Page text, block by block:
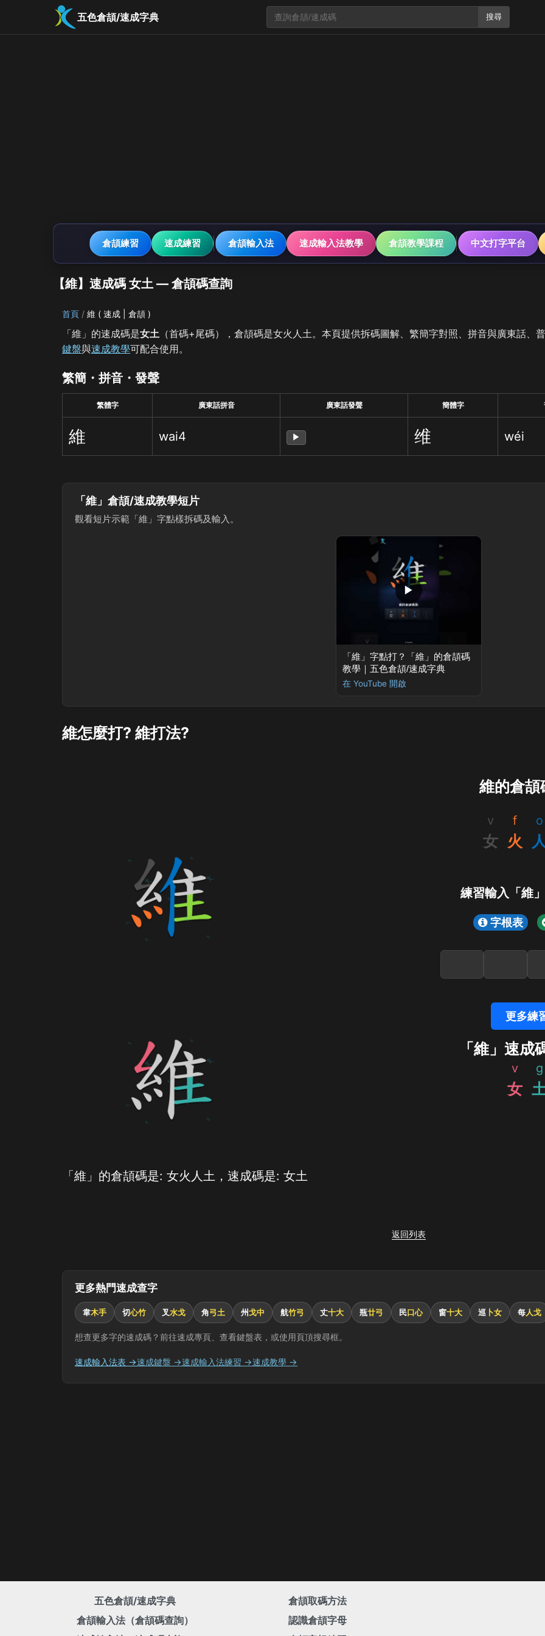
五色倉頡/速成字典 搜尋
倉頡練習 速成練習 倉頡輸入法 速成輸入法教學 倉頡教學課程 中文打字平台
【維】速成碼 女土 — 倉頡碼查詢
首頁 維 ( 速成 | 倉頡 )
「維」的速成碼是女土 （首碼+尾碼），倉頡碼是女火人土。本頁提供拆碼圖解、繁簡字對照、拼音與廣東話、
鍵盤與速成教學可配合使用。
繁簡・拼音・發聲
繁體字 廣東話拼音 廣東話發聲 簡體字
維 wai4 ▶ 维 wéi
「維」倉頡/速成教學短片
觀看短片示範「維」字點樣拆碼及輸入。
▶
「維」字點打？「維」的倉頡碼
教學｜五色倉頡/速成字典
在 YouTube 開啟
維怎麼打? 維打法?
維的倉頡
v
女
f
火
o
練習輸入「維
字根表
更多練
「維」速成
v
女
g
「維」的倉頡碼是: 女火人土，速成碼是: 女土
返回列表
更多熱門速成查字
韋木手 切心竹 叉水戈 角弓土 州戈中 航竹弓 丈十大 瓶廿弓 民口心 窗十大 巡 卜女 每人戈
想查更多字的速成碼？前往速成專頁、查看鍵盤表，或使用頁頂搜尋框。
速成輸入法表 →速成鍵盤 →速成輸入法練習 →速成教學 →
五色倉頡/速成字典
倉頡輸入法（倉頡碼查詢）
倉頡取碼方法
認識倉頡字母